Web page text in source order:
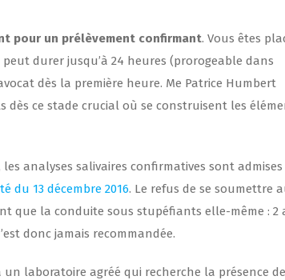
pour un prélèvement confirmant. Vous êtes
durer jusqu’à 24 heures (prorogeable dans
dès la première heure. Me Patrice Humbert
dès ce stade crucial où se construisent les
les analyses salivaires confirmatives sont admises
du 13 décembre 2016. Le refus de se soumettre
que la conduite sous stupéfiants elle-même : 2
donc jamais recommandée.
laboratoire agréé qui recherche la présence de